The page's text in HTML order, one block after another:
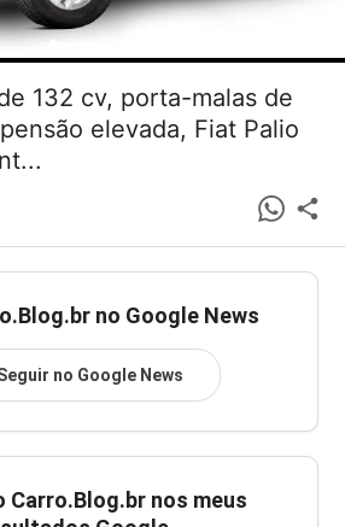
132 cv, porta-malas de
elevada, Fiat Palio
no Google News
no Google News
Carro.Blog.br nos meus